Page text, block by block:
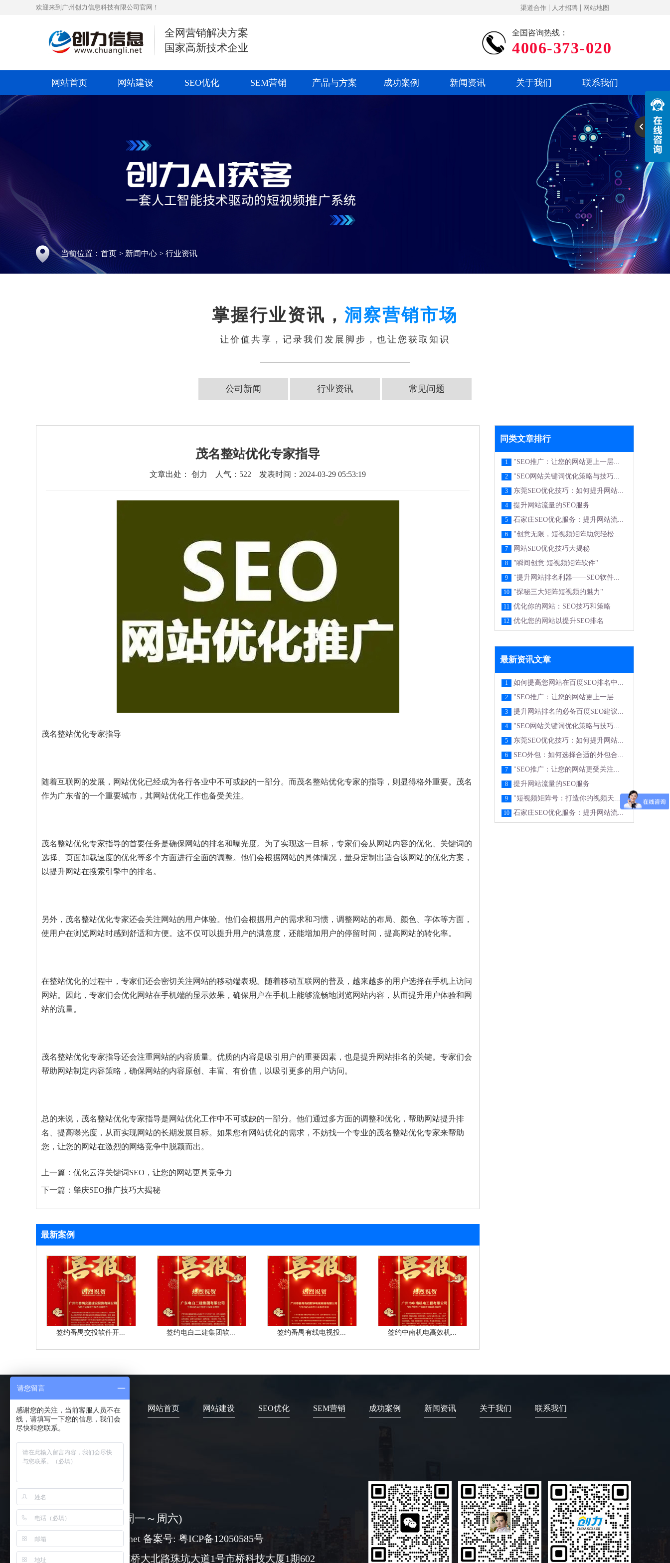
欢迎来到广州创力信息科技有限公司官网！ 渠道合作 | 人才招聘 | 网站地图
全网营销解决方案
国家高新技术企业
全国咨询热线：
4006-373-020
网站首页 网站建设 SEO优化 SEM营销 产品与方案 成功案例 新闻资讯 关于我们 联系我们
当前位置： 首页 > 新闻中心 > 行业资讯
掌握行业资讯， 洞察营销市场
让价值共享，记录我们发展脚步，也让您获取知识
公司新闻 行业资讯 常见问题
茂名整站优化专家指导
文章出处： 创力 人气： 522 发表时间：2024-03-29 05:53:19
茂名整站优化专家指导
随着互联网的发展，网站优化已经成为各行各业中不可或缺的一部分。而茂名整站优化专家的指导，则显得格外重要。茂名
作为广东省的一个重要城市，其网站优化工作也备受关注。
茂名整站优化专家指导的首要任务是确保网站的排名和曝光度。为了实现这一目标，专家们会从网站内容的优化、关键词的
选择、页面加载速度的优化等多个方面进行全面的调整。他们会根据网站的具体情况，量身定制出适合该网站的优化方案，
以提升网站在搜索引擎中的排名。
另外，茂名整站优化专家还会关注网站的用户体验。他们会根据用户的需求和习惯，调整网站的布局、颜色、字体等方面，
使用户在浏览网站时感到舒适和方便。这不仅可以提升用户的满意度，还能增加用户的停留时间，提高网站的转化率。
在整站优化的过程中，专家们还会密切关注网站的移动端表现。随着移动互联网的普及，越来越多的用户选择在手机上访问
网站。因此，专家们会优化网站在手机端的显示效果，确保用户在手机上能够流畅地浏览网站内容，从而提升用户体验和网
站的流量。
茂名整站优化专家指导还会注重网站的内容质量。优质的内容是吸引用户的重要因素，也是提升网站排名的关键。专家们会
帮助网站制定内容策略，确保网站的内容原创、丰富、有价值，以吸引更多的用户访问。
总的来说，茂名整站优化专家指导是网站优化工作中不可或缺的一部分。他们通过多方面的调整和优化，帮助网站提升排
名、提高曝光度，从而实现网站的长期发展目标。如果您有网站优化的需求，不妨找一个专业的茂名整站优化专家来帮助
您，让您的网站在激烈的网络竞争中脱颖而出。
上一篇： 优化云浮关键词SEO，让您的网站更具竞争力
下一篇： 肇庆SEO推广技巧大揭秘
最新案例
签约番禺交投软件开... 签约电白二建集团软... 签约番禺有线电视投... 签约中南机电高效机...
同类文章排行
1 "SEO推广：让您的网站更上一层...
2 "SEO网站关键词优化策略与技巧...
3 东莞SEO优化技巧：如何提升网站...
4 提升网站流量的SEO服务
5 石家庄SEO优化服务：提升网站流...
6 "创意无限，短视频矩阵助您轻松...
7 网站SEO优化技巧大揭秘
8 "瞬间创意:短视频矩阵软件"
9 "提升网站排名利器——SEO软件...
10 "探秘三大矩阵短视频的魅力"
11 优化你的网站：SEO技巧和策略
12 优化您的网站以提升SEO排名
最新资讯文章
1 如何提高您网站在百度SEO排名中...
2 "SEO推广：让您的网站更上一层...
3 提升网站排名的必备百度SEO建议...
4 "SEO网站关键词优化策略与技巧...
5 东莞SEO优化技巧：如何提升网站...
6 SEO外包：如何选择合适的外包合...
7 "SEO推广：让您的网站更受关注...
8 提升网站流量的SEO服务
9 "短视频矩阵号：打造你的视频天...
10 石家庄SEO优化服务：提升网站流...
网站首页 网站建设 SEO优化 SEM营销 成功案例 新闻资讯 关于我们 联系我们
08:30-18:00 ( 周一～周六)
www@chuangli.net 备案号: 粤ICP备12050585号
广州市番禺区市桥大北路珠坑大道1号市桥科技大厦1期602
请您留言
感谢您的关注，当前客服人员不在
线，请填写一下您的信息，我们会
尽快和您联系。